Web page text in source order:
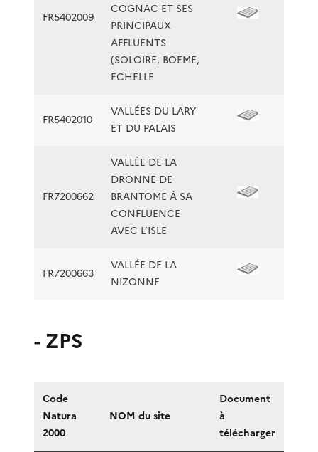
FR5402009
COGNAC ET SES
PRINCIPAUX
AFFLUENTS
(SOLOIRE, BOEME,
ECHELLE
FR5402010
VALLÉES DU LARY
ET DU PALAIS
FR7200662
VALLÉE DE LA
DRONNE DE
BRANTOME Á SA
CONFLUENCE
AVEC L’ISLE
FR7200663
VALLÉE DE LA
NIZONNE
- ZPS
Code
Natura
2000
NOM du site
Document
à
télécharger